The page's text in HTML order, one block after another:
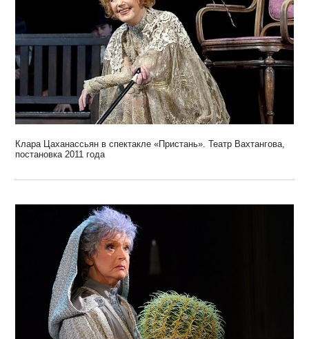
Клара Цаханассьян в спектакле «Пристань». Театр Вахтангова,
постановка 2011 года